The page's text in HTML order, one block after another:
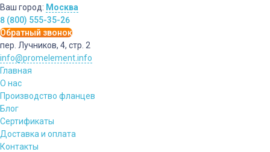
Ваш город: Москва
8 (800) 555-35-26
Обратный звонок
пер. Лучников, 4, стр. 2
info@promelement.info
Главная
О нас
Производство фланцев
Блог
Сертификаты
Доставка и оплата
Контакты